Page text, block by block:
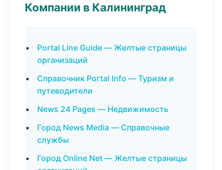
Компании в Калининград
Portal Line Guide — Желтые страницы
организаций
Справочник Portal Info — Туризм и
путеводители
News 24 Pages — Недвижимость
Город News Media — Справочные
службы
Город Online Net — Желтые страницы